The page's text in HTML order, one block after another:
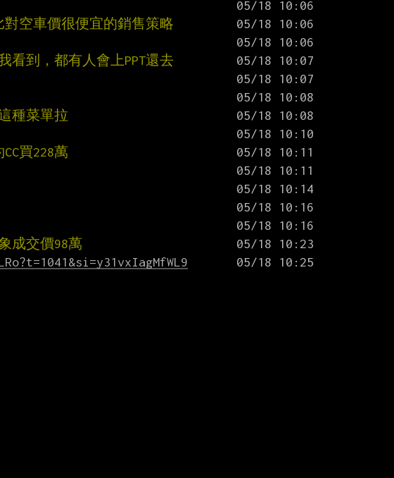
空車價很便宜的銷售策略
看到，都有人會上PPT還去
種菜單拉
買228萬
交價98萬